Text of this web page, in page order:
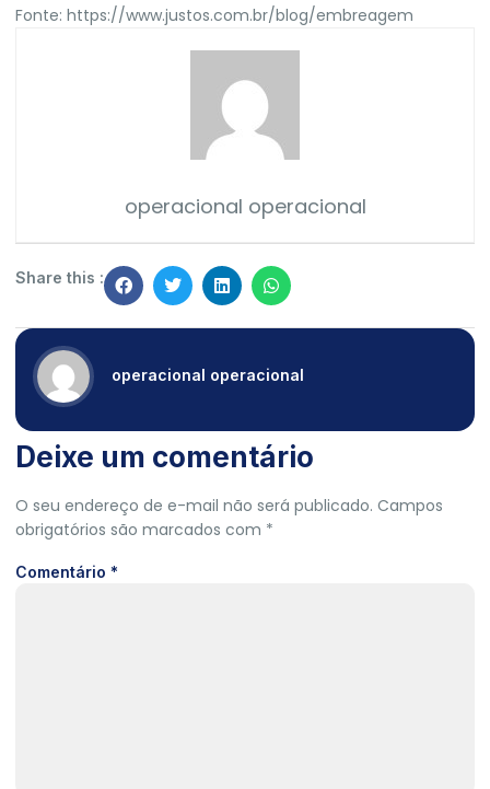
Fonte: https://www.justos.com.br/blog/embreagem
operacional operacional
Share this :
operacional operacional
Deixe um comentário
O seu endereço de e-mail não será publicado. Campos
obrigatórios são marcados com *
Comentário *